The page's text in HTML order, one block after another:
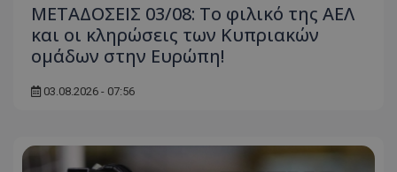
ΜΕΤΑΔΟΣΕΙΣ 03/08: Το φιλικό της ΑΕΛ
και οι κληρώσεις των Κυπριακών
ομάδων στην Ευρώπη!
03.08.2026 - 07:56